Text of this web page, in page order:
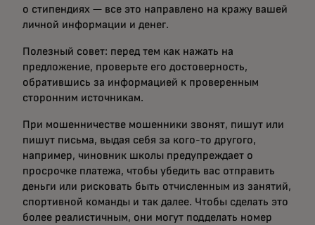
о стипендиях — все это направлено на кражу вашей
личной информации и денег.
Полезный совет: перед тем как нажать на
предложение, проверьте его достоверность,
обратившись за информацией к проверенным
сторонним источникам.
При мошенничестве мошенники звонят, пишут или
пишут письма, выдая себя за кого-то другого,
например, чиновник школы предупреждает о
просрочке платежа, чтобы убедить вас отправить
деньги или рисковать быть отчисленным из занятий,
спортивной команды и так далее. Чтобы сделать это
более реалистичным, они могут подделать номер